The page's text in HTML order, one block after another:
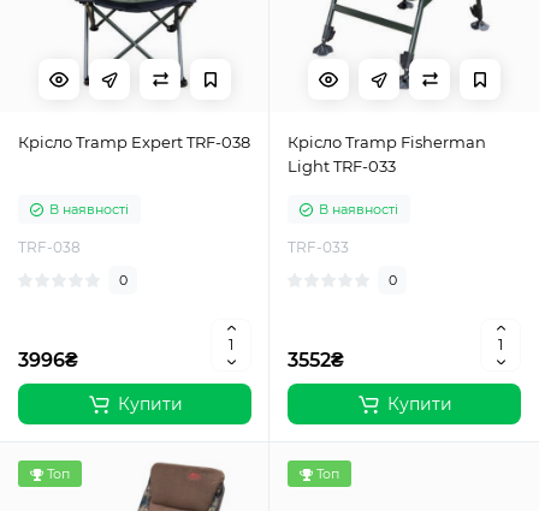
Крісло Tramp Expert TRF-038
В наявності
TRF-038
0
3996₴
Купити
Крісло Tramp Fisherman
Light TRF-033
В наявності
TRF-033
0
3552₴
Купити
Топ Топ